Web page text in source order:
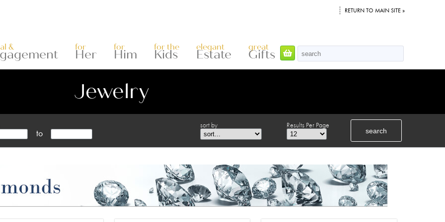
RETURN TO MAIN SITE »
& for
Her
for
Him
for the
Kids
elegant
Estate
great
Gifts
Jewelry
to
sort by Results Per Page
search